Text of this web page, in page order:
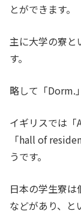
とができます。
主に大学の寮と
す。
略して「Dorm.
イギリスでは
「hall of
うです。
日本の学生寮
などがあり、と